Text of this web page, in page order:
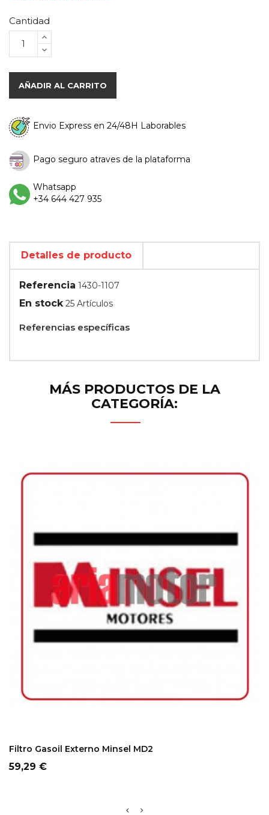
Cantidad
AÑADIR AL CARRITO
Envio Express en 24/48H Laborables
Pago seguro atraves de la plataforma
Whatsapp
+34 644 427 935
Detalles de producto
Referencia 1430-1107
En stock 25 Artículos
Referencias específicas
MÁS PRODUCTOS DE LA
CATEGORÍA:
Filtro Gasoil Externo Minsel MD2
Precio
59,29 €